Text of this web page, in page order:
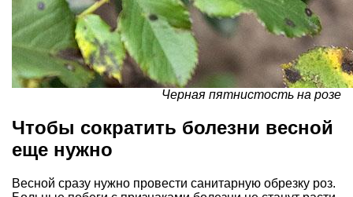
Черная пятнистость на розе
Чтобы сократить болезни весной
еще нужно
Весной сразу нужно провести санитарную обрезку роз.